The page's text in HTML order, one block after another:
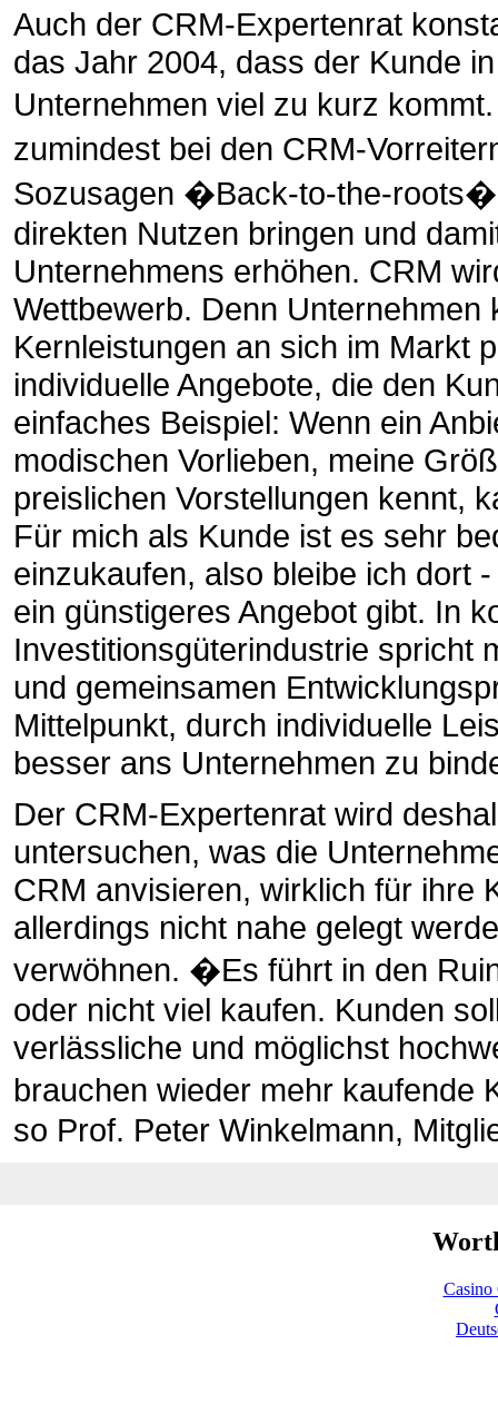
Auch der CRM-Expertenrat
das Jahr 2004, dass der Kunde
Unternehmen viel zu kurz
zumindest bei den CRM-
Sozusagen �Back-to-the-roots�
direkten Nutzen bringen und
Unternehmens erhöhen. CRM
Wettbewerb. Denn
Kernleistungen an sich im Markt
individuelle Angebote, die den
einfaches Beispiel: Wenn ein
modischen Vorlieben, meine
preislichen Vorstellungen kennt,
Für mich als Kunde ist es sehr
einzukaufen, also bleibe ich dort
ein günstigeres Angebot gibt. In
Investitionsgüterindustrie spricht
und gemeinsamen
Mittelpunkt, durch individuelle
besser ans Unternehmen zu
Der CRM-Expertenrat wird
untersuchen, was die
CRM anvisieren, wirklich für ihre
allerdings nicht nahe gelegt
verwöhnen. �Es führt in den
oder nicht viel kaufen. Kunden
verlässliche und möglichst
brauchen wieder mehr
so Prof. Peter Winkelmann,
Casino